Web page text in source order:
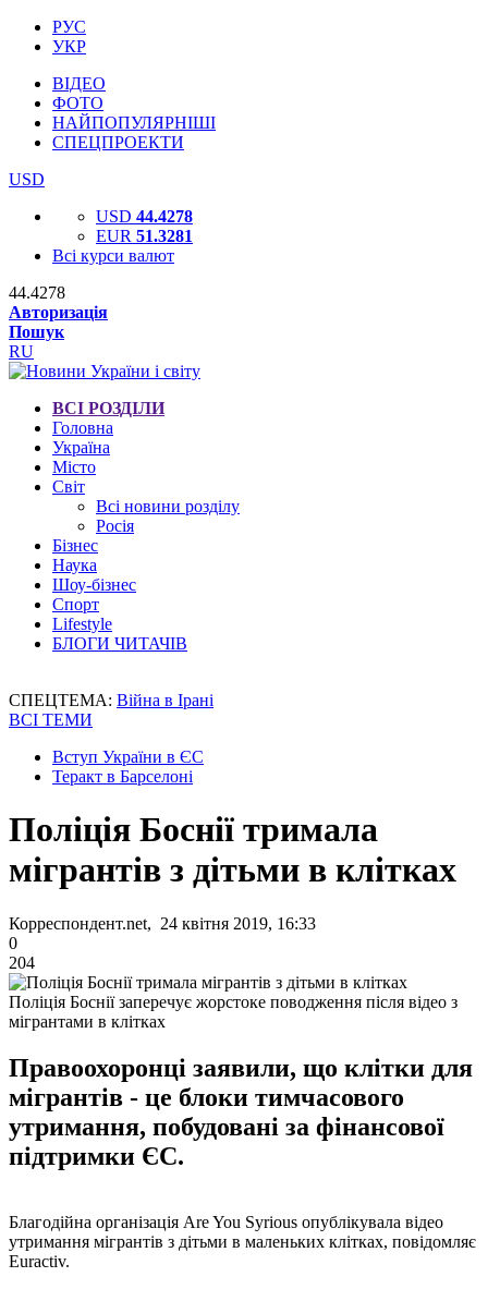
РУС
УКР
ВІДЕО
ФОТО
НАЙПОПУЛЯРНІШІ
СПЕЦПРОЕКТИ
USD
USD 44.4278
EUR 51.3281
Всі курси валют
44.4278
Авторизація
Пошук
RU
ВСІ РОЗДІЛИ
Головна
Україна
Місто
Світ
Всі новини розділу
Росія
Бізнес
Наука
Шоу-бізнес
Спорт
Lifestyle
БЛОГИ ЧИТАЧІВ
СПЕЦТЕМА: Війна в Ірані
ВСІ ТЕМИ
Вступ України в ЄС
Теракт в Барселоні
Поліція Боснії тримала
мігрантів з дітьми в клітках
Корреспондент.net, 24 квітня 2019, 16:33
0
204
Поліція Боснії заперечує жорстоке поводження після відео з
мігрантами в клітках
Правоохоронці заявили, що клітки для
мігрантів - це блоки тимчасового
утримання, побудовані за фінансової
підтримки ЄС.
Благодійна організація Are You Syrious опублікувала відео
утримання мігрантів з дітьми в маленьких клітках, повідомляє
Euractiv.